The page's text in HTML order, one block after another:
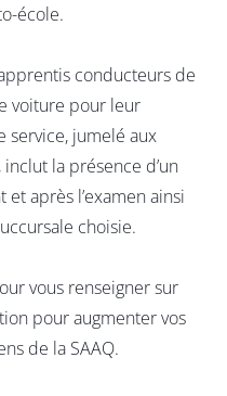
école.
conducteurs de
voiture pour leur
service, jumelé aux
la présence d’un
après l’examen ainsi
choisie.
vous renseigner sur
pour augmenter vos
de la SAAQ.